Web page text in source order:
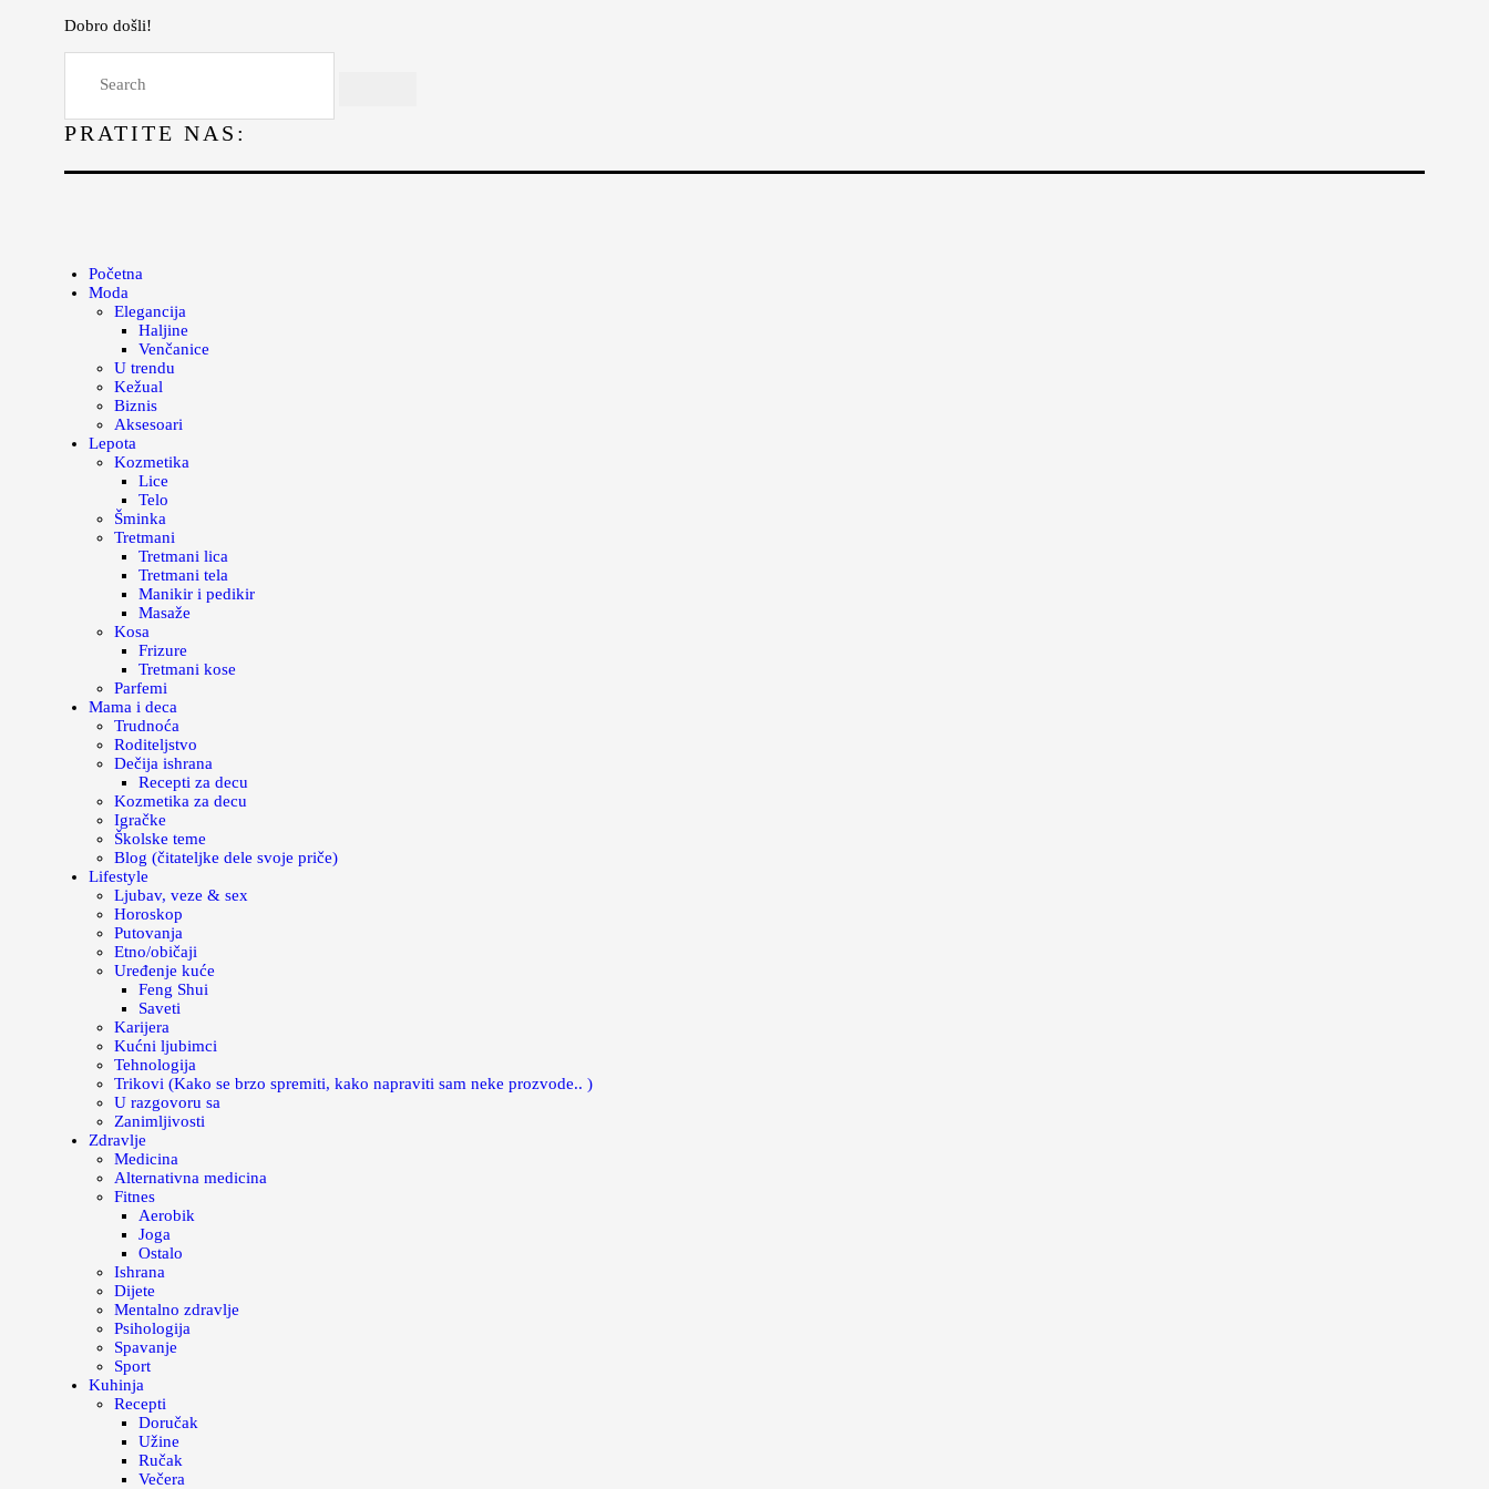
Dobro došli!
PRATITE NAS:
Početna
Moda
Elegancija
Haljine
Venčanice
U trendu
Kežual
Biznis
Aksesoari
Lepota
Kozmetika
Lice
Telo
Šminka
Tretmani
Tretmani lica
Tretmani tela
Manikir i pedikir
Masaže
Kosa
Frizure
Tretmani kose
Parfemi
Mama i deca
Trudnoća
Roditeljstvo
Dečija ishrana
Recepti za decu
Kozmetika za decu
Igračke
Školske teme
Blog (čitateljke dele svoje priče)
Lifestyle
Ljubav, veze & sex
Horoskop
Putovanja
Etno/običaji
Uređenje kuće
Feng Shui
Saveti
Karijera
Kućni ljubimci
Tehnologija
Trikovi (Kako se brzo spremiti, kako napraviti sam neke prozvode.. )
U razgovoru sa
Zanimljivosti
Zdravlje
Medicina
Alternativna medicina
Fitnes
Aerobik
Joga
Ostalo
Ishrana
Dijete
Mentalno zdravlje
Psihologija
Spavanje
Sport
Kuhinja
Recepti
Doručak
Užine
Ručak
Večera
Lepota
Kuhinja
Magazin